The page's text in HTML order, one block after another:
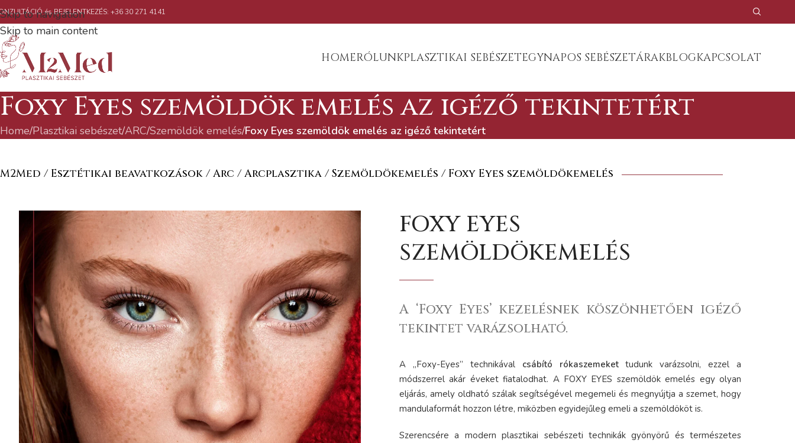
Skip to navigation
Skip to main content
és BEJELENTKEZÉS: +36 30 271 4141
HOMERÓLUNKPLASZTIKAI SEBÉSZETEGYNAPOS SEBÉSZETÁRAKBLOGKAPCSOLAT
Foxy Eyes szemöldök emelés az igéző tekintetért
Home/Plasztikai sebészet/ARC/Szemöldök emelés/Foxy Eyes szemöldök emelés az igéző tekintetért
M2Med / Esztétikai beavatkozások / Arc / Arcplasztika / Szemöldökemelés / Foxy Eyes szemöldökemelés
FOXY EYES
SZEMÖLDÖKEMELÉS
A ‘Foxy Eyes’ kezelésnek köszönhetően igéző
tekintet varázsolható.
A „Foxy-Eyes” technikával csábító rókaszemekettudunk varázsolni, ezzel a
módszerrel akár éveket fiatalodhat. A FOXY EYES szemöldök emelés egy olyan
eljárás, amely oldható szálak segítségével megemeli és megnyújtja a szemet, hogy
mandulaformát hozzon létre, miközben egyidejűleg emeli a szemöldököt is.
Szerencsére a modern plasztikai sebészeti technikák gyönyörű és természetes